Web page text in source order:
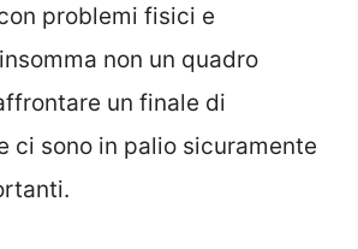
problemi fisici e
non un quadro
un finale di
ci sono in palio sicuramente